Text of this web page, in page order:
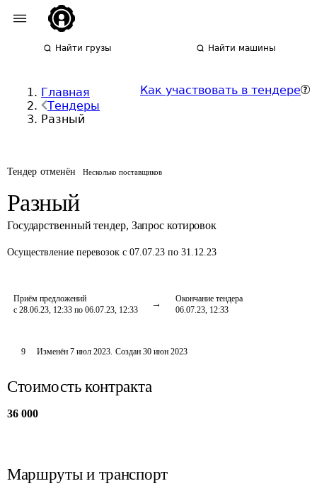
Найти грузы Найти машины
Главная
Тендеры
Разный
Как участвовать в тендере
Тендер отменён Несколько поставщиков
Разный
Государственный тендер, Запрос котировок
Осуществление перевозок с 07.07.23 по 31.12.23
Приём предложений
с 28.06.23, 12:33 по 06.07.23, 12:33
Окончание тендера
06.07.23, 12:33
9 Изменён 7 июл 2023. Создан 30 июн 2023
Стоимость контракта
36 000
Маршруты и транспорт